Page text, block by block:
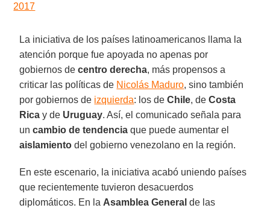
2017
La iniciativa de los países latinoamericanos llama la
atención porque fue apoyada no apenas por
gobiernos decentro derecha, más propensos a
criticar las políticas de Nicolás Maduro, sino también
por gobiernos de izquierda: los deChile, deCosta
Rica y de Uruguay. Así, el comunicado señala para
uncambio de tendencia que puede aumentar el
aislamiento del gobierno venezolano en la región.
En este escenario, la iniciativa acabó uniendo países
que recientemente tuvieron desacuerdos
diplomáticos. En la Asamblea General de las